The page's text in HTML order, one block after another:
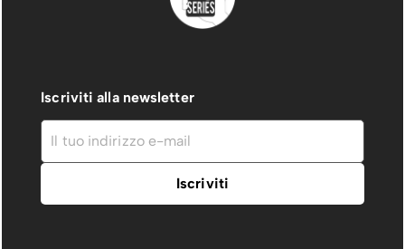
Iscriviti alla newsletter